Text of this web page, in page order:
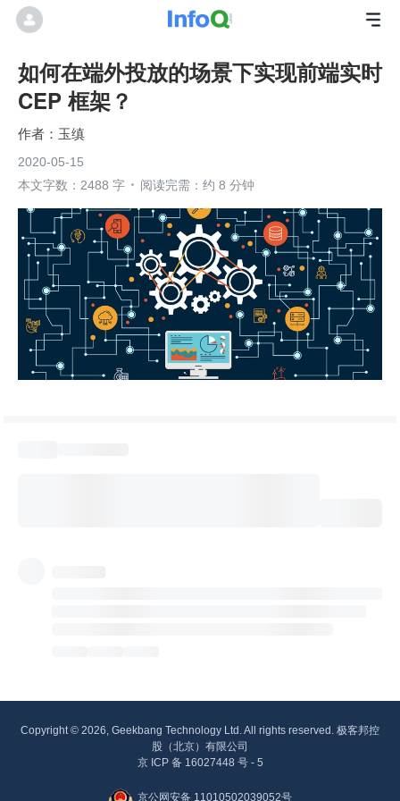
如何在端外投放的场景下实现前端实时
CEP 框架？
玉缜
2020-05-15
本文字数：2488 字
阅读完需：约 8 分钟
Copyright © 2026, Geekbang Technology Ltd. All rights reserved. 极客邦控
股（北京）有限公司
京 ICP 备 16027448 号 - 5
京公网安备 11010502039052号